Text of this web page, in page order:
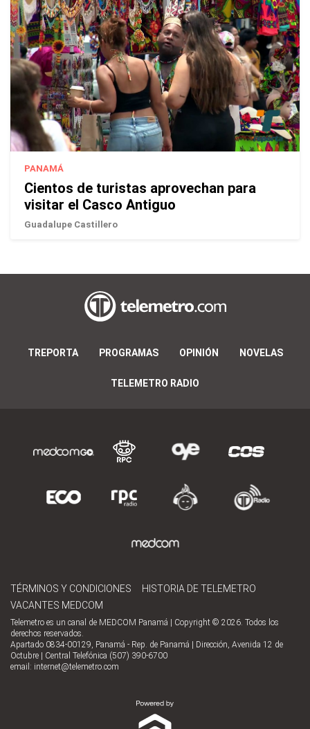
PANAMÁ
Cientos de turistas aprovechan para
visitar el Casco Antiguo
Guadalupe Castillero
TREPORTA PROGRAMAS OPINIÓN NOVELAS
TELEMETRO RADIO
TÉRMINOS Y CONDICIONES
HISTORIA DE TELEMETRO
VACANTES MEDCOM
Telemetro es un canal de MEDCOM Panamá | Copyright © 2026. Todos los
derechos reservados.
Apartado 0834-00129, Panamá - Rep. de Panamá | Dirección, Avenida 12 de
Octubre | Central Telefónica (507) 390-6700
email: internet@telemetro.com